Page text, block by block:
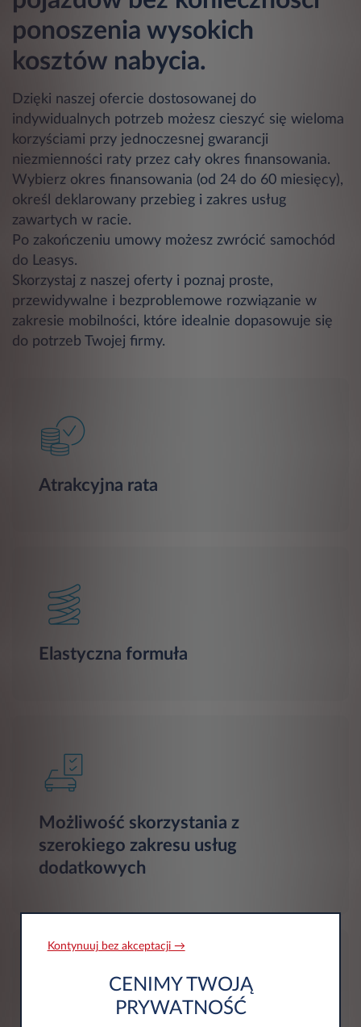
ponoszenia wysokich
kosztów nabycia.
Dzięki naszej ofercie dostosowanej do
indywidualnych potrzeb możesz cieszyć się wieloma
korzyściami przy jednoczesnej gwarancji
niezmienności raty przez cały okres finansowania.
Wybierz okres finansowania (od 24 do 60 miesięcy),
określ deklarowany przebieg i zakres usług
zawartych w racie.
Po zakończeniu umowy możesz zwrócić samochód
do Leasys.
Skorzystaj z naszej oferty i poznaj proste,
przewidywalne i bezproblemowe rozwiązanie w
zakresie mobilności, które idealnie dopasowuje się
do potrzeb Twojej firmy.
Atrakcyjna rata
Elastyczna formuła
Możliwość skorzystania z
szerokiego zakresu usług
dodatkowych
Kontynuuj bez akceptacji →
CENIMY TWOJĄ
PRYWATNOŚĆ